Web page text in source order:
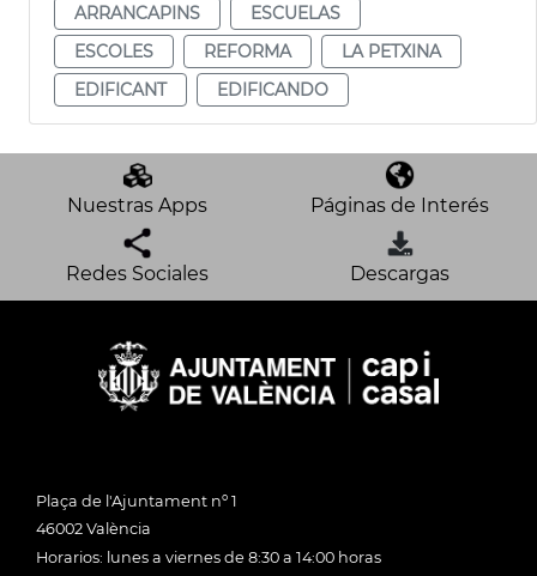
ARRANCAPINS
ESCUELAS
ESCOLES
REFORMA
LA PETXINA
EDIFICANT
EDIFICANDO
Nuestras Apps Páginas de Interés
Redes Sociales Descargas
Plaça de l'Ajuntament nº 1
46002 València
Horarios: lunes a viernes de 8:30 a 14:00 horas